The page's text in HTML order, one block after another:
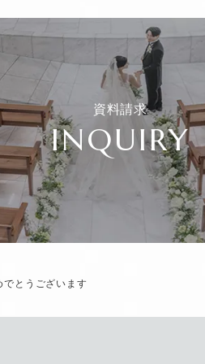
資料請求
INQUIRY
でとうございます